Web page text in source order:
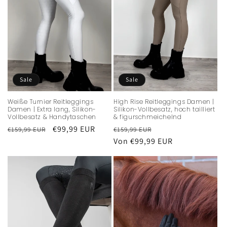
Sale
Weiße Turnier Reitleggings
Damen | Extra lang, Silikon-
Vollbesatz & Handytaschen
Normaler
€159,99 EUR Verkaufspreis
€99,99 EUR
Sale
High Rise Reitleggings Damen |
Silikon-Vollbesatz, hoch tailliert
& figurschmeichelnd
Normaler
Preis
€159,99 EUR
Von €99,99 EUR